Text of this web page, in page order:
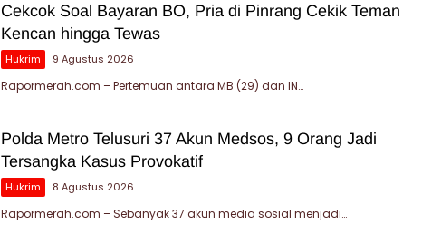
Cekcok Soal Bayaran BO, Pria di Pinrang Cekik Teman
Kencan hingga Tewas
Hukrim 9 Agustus 2026
Rapormerah.com – Pertemuan antara MB (29) dan IN…
Polda Metro Telusuri 37 Akun Medsos, 9 Orang Jadi
Tersangka Kasus Provokatif
Hukrim 8 Agustus 2026
Rapormerah.com – Sebanyak 37 akun media sosial menjadi…